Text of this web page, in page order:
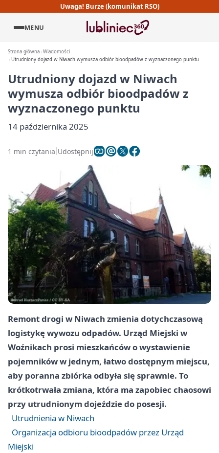
Uwaga! Burze (komunikat RSO)
MENU
Strona główna Wiadomości
Utrudniony dojazd w Niwach wymusza odbiór bioodpadów z wyznaczonego punktu
Utrudniony dojazd w Niwach
wymusza odbiór bioodpadów z
wyznaczonego punktu
14 października 2025
1 min czytania Udostępnij
Remont drogi w Niwach zmienia dotychczasową
logistykę wywozu odpadów. Urząd Miejski w
Woźnikach prosi mieszkańców o wystawienie
pojemników w jednym, łatwo dostępnym miejscu,
aby poranna zbiórka odbyła się sprawnie. To
krótkotrwała zmiana, która ma zapobiec chaosowi
przy utrudnionym dojeździe do posesji.
Utrudnienia w Niwach
Organizacja odbioru bioodpadów przez Urząd
Miejski